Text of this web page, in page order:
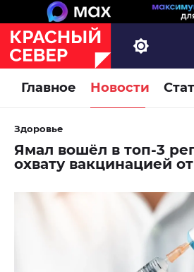
Главное Новости
Здоровье
Ямал вошёл в топ-3
охвату вакцинацией